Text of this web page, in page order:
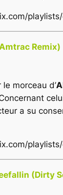
playlists/
Remix)
morceau d’
a su
playlists/
(Dirty